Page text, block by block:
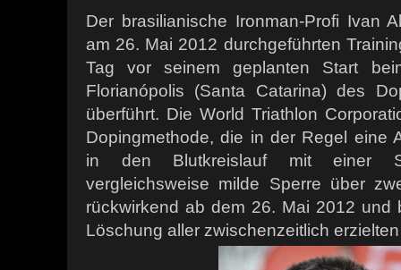
Der brasilianische Ironman-Profi Ivan
am 26. Mai 2012 durchgeführten
Tag vor seinem geplanten Start
Florianópolis (Santa Catarina) des
überführt. Die World Triathlon
Dopingmethode, die in der Regel eine
in den Blutkreislauf mit einer
vergleichsweise milde Sperre über
rückwirkend ab dem 26. Mai 2012 und
Löschung aller zwischenzeitlich